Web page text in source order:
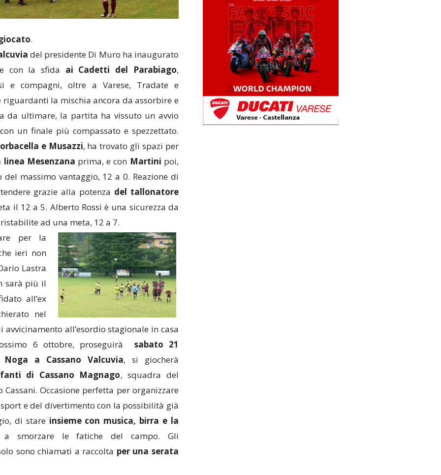
.
del presidente Di Muro ha inaugurato
con la sfida ai Cadetti del Parabiago,
e compagni, oltre a Varese, Tradate e
riguardanti la mischia ancora da assorbire e
da ultimare, la partita ha vissuto un avvio
un finale più compassato e spezzettato.
e Musazzi, ha trovato gli spazi per
linea Mesenzana prima, e con Martini poi,
massimo vantaggio, 12 a 0. Reazione di
grazie alla potenza del tallonatore
il 12 a 5. Alberto Rossi è una sicurezza da
ad una meta, 12 a 7.
per la
ieri non
Lastra
sarà più il
all’ex
nel
all’esordio stagionale in casa
6 ottobre, proseguirà sabato 21
a Cassano Valcuvia, si giocherà
di Cassano Magnago, squadra del
Occasione perfetta per organizzare
e del divertimento con la possibilità già
di stare insieme con musica, birra e la
smorzare le fatiche del campo. Gli
sono chiamati a raccolta per una serata